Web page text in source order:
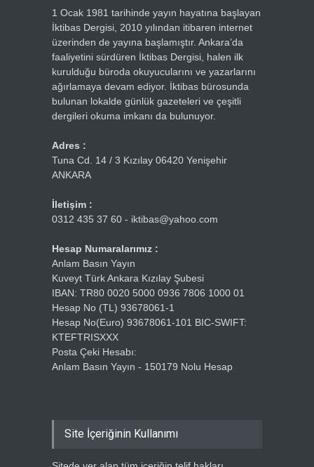
1 Ocak 1981 tarihinde yayın hayatına başlayan
İktibas Dergisi, 2010 yılından itibaren internet
üzerinden de yayına başlamıştır. Ankara’da
faaliyetini sürdüren İktibas Dergisi, halen ilk
kurulduğu büroda okuyucularını ve yazarlarını
ağırlamaya devam ediyor. İktibas bürosunda
bulunan lokalde günlük gazeteleri ve çeşitli
dergileri okuma imkanı da bulunuyor.
Adres :
Tuna Cd. 14 / 3 Kızılay 06420 Yenişehir
ANKARA
İletişim :
0312 435 37 60 - iktibas@yahoo.com
Hesap Numaralarımız :
Anlam Basın Yayın
Kuveyt Türk Ankara Kızılay Şubesi
IBAN: TR80 0020 5000 0936 7806 1000 01
Hesap No (TL) 93678061-1
Hesap No(Euro) 93678061-101 BIC-SWIFT:
KTEFTRISXXX
Posta Çeki Hesabı:
Anlam Basın Yayın - 150179 Nolu Hesap
Site İçeriğinin Kullanımı